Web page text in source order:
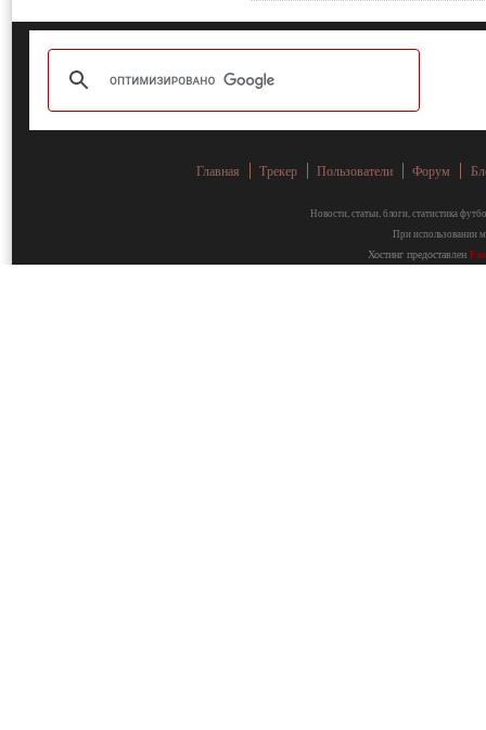
Главная Трекер Пользователи Форум
Новости, статьи, блоги, статистика
При использовании
Хостинг предоставлен